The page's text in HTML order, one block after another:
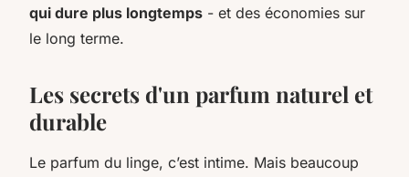
qui dure plus longtemps - et des économies sur
le long terme.
Les secrets d'un parfum naturel et
durable
Le parfum du linge, c’est intime. Mais beaucoup